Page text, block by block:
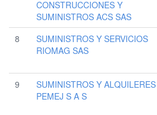
CONSTRUCCIONES Y
SUMINISTROS ACS SAS
8
SUMINISTROS Y SERVICIOS
RIOMAG SAS
9
SUMINISTROS Y ALQUILERES
PEMEJ S A S